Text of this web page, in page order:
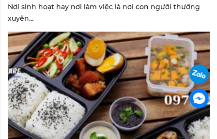
Nơi sinh hoạt hay nơi làm việc là nơi con người thường
xuyên...